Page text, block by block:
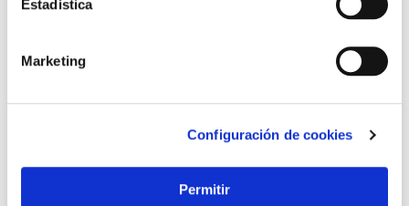
Estadística
Marketing
Configuración de cookies
Permitir
Brocha virola niquelada punta roja nº 12 nespoli
11,81 €
Añadir al carrito